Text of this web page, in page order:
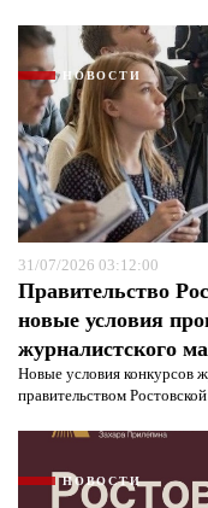
НОВОСТИ
31/07/2026 03:12:00
Правительство
новые условия
журналистского
Новые условия конкурсов
правительством
НОВОСТИ
Я согласен с
защиты
Я согласен с
защиты